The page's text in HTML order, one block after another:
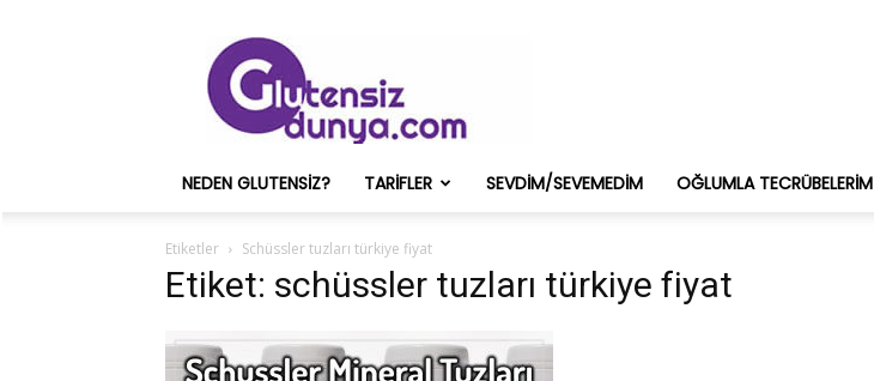
ve
Onun
Sağlık
Deneyimleri
NEDEN GLUTENSIZ? TARIFLER SEVDIM/SEVEMEDIM OĞLUMLA TECRÜBELERIM
Etiketler Schüssler tuzları türkiye fiyat
Etiket: schüssler tuzları türkiye fiyat